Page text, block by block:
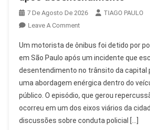
7 De Agosto De 2026
TIAGO PAULO
Leave A CommentOn
Detêm
Motorista
De
Ônibus
Em
SP
Após
Um motorista de ônibus foi detido por
em São Paulo após um incidente que
desentendimento no trânsito da capital
uma abordagem enérgica dentro do
público. O episódio, que gerou
ocorreu em um dos eixos viários da
discussões sobre conduta policial […]